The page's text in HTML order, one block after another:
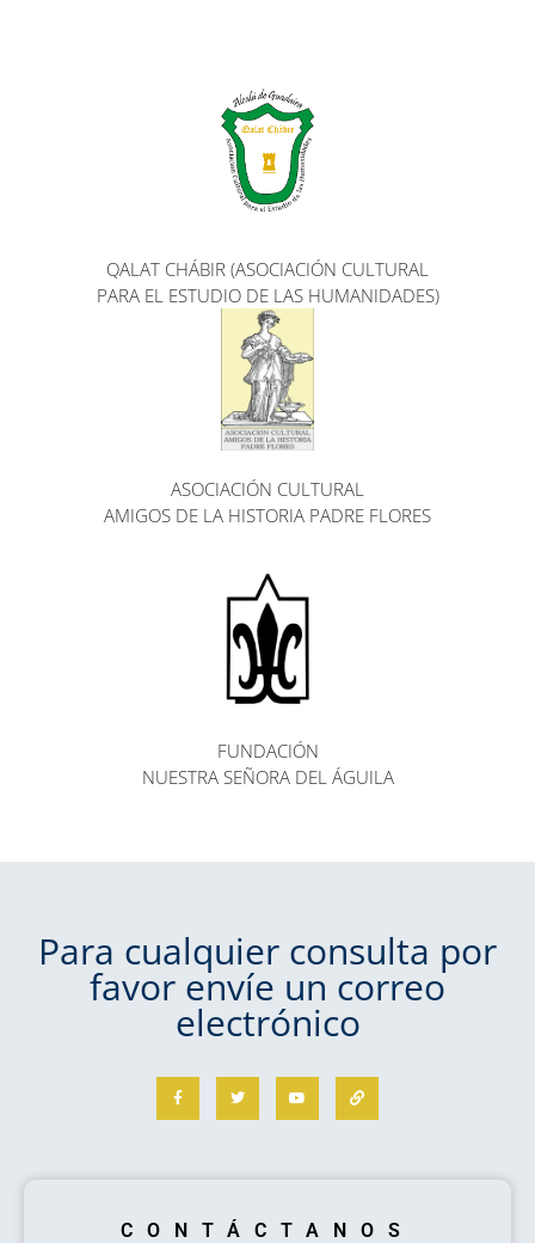
QALAT CHÁBIR (ASOCIACIÓN CULTURAL
PARA EL ESTUDIO DE LAS HUMANIDADES)
ASOCIACIÓN CULTURAL
AMIGOS DE LA HISTORIA PADRE FLORES
FUNDACIÓN
NUESTRA SEÑORA DEL ÁGUILA
Para cualquier consulta por
favor envíe un correo
electrónico
CONTÁCTANOS